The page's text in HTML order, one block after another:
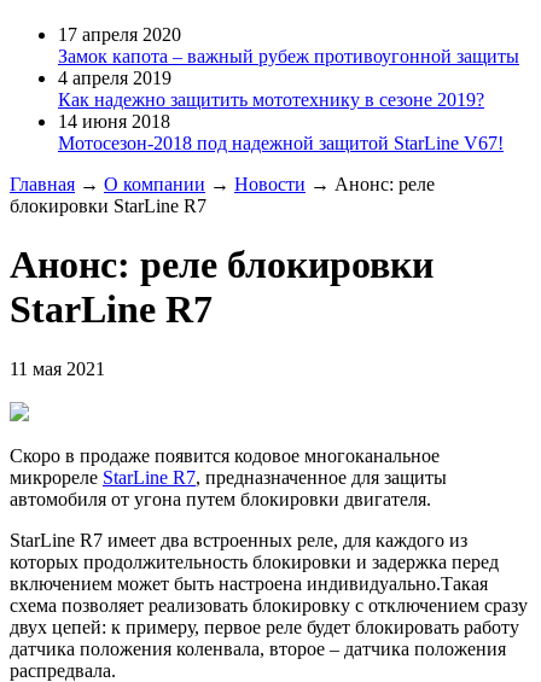
17 апреля 2020
Замок капота – важный рубеж противоугонной защиты
4 апреля 2019
Как надежно защитить мототехнику в сезоне 2019?
14 июня 2018
Мотосезон-2018 под надежной защитой StarLine V67!
Главная → О компании → Новости → Анонс: реле
блокировки StarLine R7
Анонс: реле блокировки
StarLine R7
11 мая 2021
Скоро в продаже появится кодовое многоканальное
микрореле StarLine R7, предназначенное для защиты
автомобиля от угона путем блокировки двигателя.
StarLine R7 имеет два встроенных реле, для каждого из
которых продолжительность блокировки и задержка перед
включением может быть настроена индивидуально.Такая
схема позволяет реализовать блокировку с отключением сразу
двух цепей: к примеру, первое реле будет блокировать работу
датчика положения коленвала, второе – датчика положения
распредвала.